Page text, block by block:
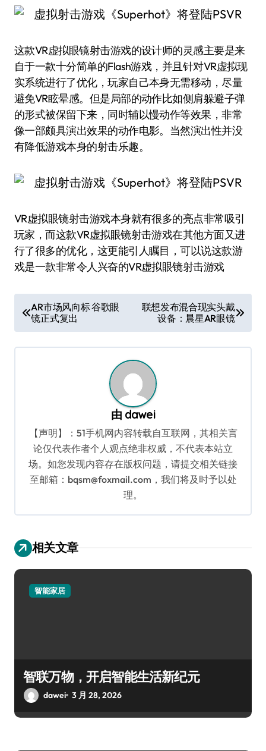
这款VR虚拟眼镜射击游戏的设计师的灵感主要是来
自于一款十分简单的Flash游戏，并且针对VR虚拟现
实系统进行了优化，玩家自己本身无需移动，尽量
避免VR眩晕感。但是局部的动作比如侧肩躲避子弹
的形式被保留下来，同时辅以慢动作等效果，非常
像一部颇具演出效果的动作电影。当然演出性并没
有降低游戏本身的射击乐趣。
VR虚拟眼镜射击游戏本身就有很多的亮点非常吸引
玩家，而这款VR虚拟眼镜射击游戏在其他方面又进
行了很多的优化，这更能引人瞩目，可以说这款游
戏是一款非常令人兴奋的VR虚拟眼镜射击游戏
章
导
AR市场风向标 谷歌眼
镜正式复出
联想发布混合现实头戴
设备：晨星AR眼镜
由 dawei
【声明】：51手机网内容转载自互联网，其相关言
论仅代表作者个人观点绝非权威，不代表本站立
场。如您发现内容存在版权问题，请提交相关链接
至邮箱：bqsm@foxmail.com，我们将及时予以处
理。
相关文章
智能家居
智联万物，开启智能生活新纪元
dawei 3 月 28, 2026